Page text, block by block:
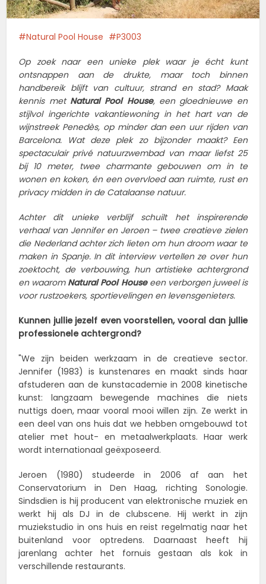
Natural Pool House P3003
Op zoek naar een unieke plek waar je écht kunt
ontsnappen aan de drukte, maar toch binnen
handbereik blijft van cultuur, strand en stad? Maak
kennis met Natural Pool House, een gloednieuwe en
stijlvol ingerichte vakantiewoning in het hart van de
wijnstreek Penedès, op minder dan een uur rijden van
Barcelona. Wat deze plek zo bijzonder maakt? Een
spectaculair privé natuurzwembad van maar liefst 25
bij 10 meter, twee charmante gebouwen om in te
wonen en koken, én een overvloed aan ruimte, rust en
privacy midden in de Catalaanse natuur.
Achter dit unieke verblijf schuilt het inspirerende
verhaal van Jennifer en Jeroen – twee creatieve zielen
die Nederland achter zich lieten om hun droom waar te
maken in Spanje. In dit interview vertellen ze over hun
zoektocht, de verbouwing, hun artistieke achtergrond
en waarom Natural Pool Houseeen verborgen juweel is
voor rustzoekers, sportievelingen en levensgenieters.
Kunnen jullie jezelf even voorstellen, vooral dan jullie
professionele achtergrond?
"We zijn beiden werkzaam in de creatieve sector.
Jennifer (1983) is kunstenares en maakt sinds haar
afstuderen aan de kunstacademie in 2008 kinetische
kunst: langzaam bewegende machines die niets
nuttigs doen, maar vooral mooi willen zijn. Ze werkt in
een deel van ons huis dat we hebben omgebouwd tot
atelier met hout- en metaalwerkplaats. Haar werk
wordt internationaal geëxposeerd.
Jeroen (1980) studeerde in 2006 af aan het
Conservatorium in Den Haag, richting Sonologie.
Sindsdien is hij producent van elektronische muziek en
werkt hij als DJ in de clubscene. Hij werkt in zijn
muziekstudio in ons huis en reist regelmatig naar het
buitenland voor optredens. Daarnaast heeft hij
jarenlang achter het fornuis gestaan als kok in
verschillende restaurants.